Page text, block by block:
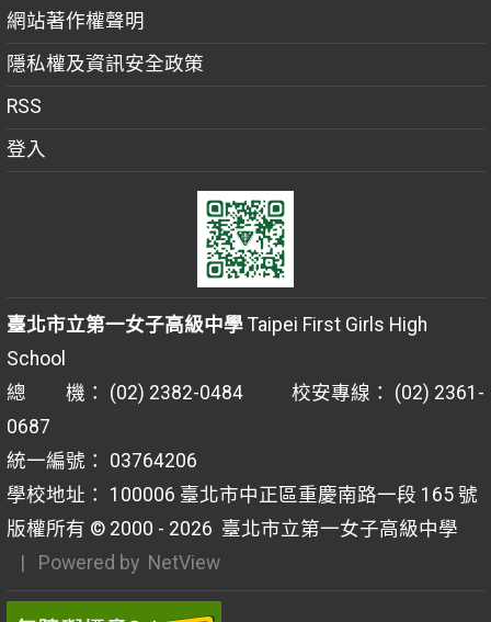
網站著作權聲明
隱私權及資訊安全政策
RSS
登入
臺北市立第一女子高級中學Taipei First Girls High
School
總 機： (02) 2382-0484 校安專線： (02) 2361-
0687
統一編號： 03764206
學校地址： 100006 臺北市中正區重慶南路一段 165 號
版權所有 © 2000 - 2026 臺北市立第一女子高級中學
| Powered by NetView